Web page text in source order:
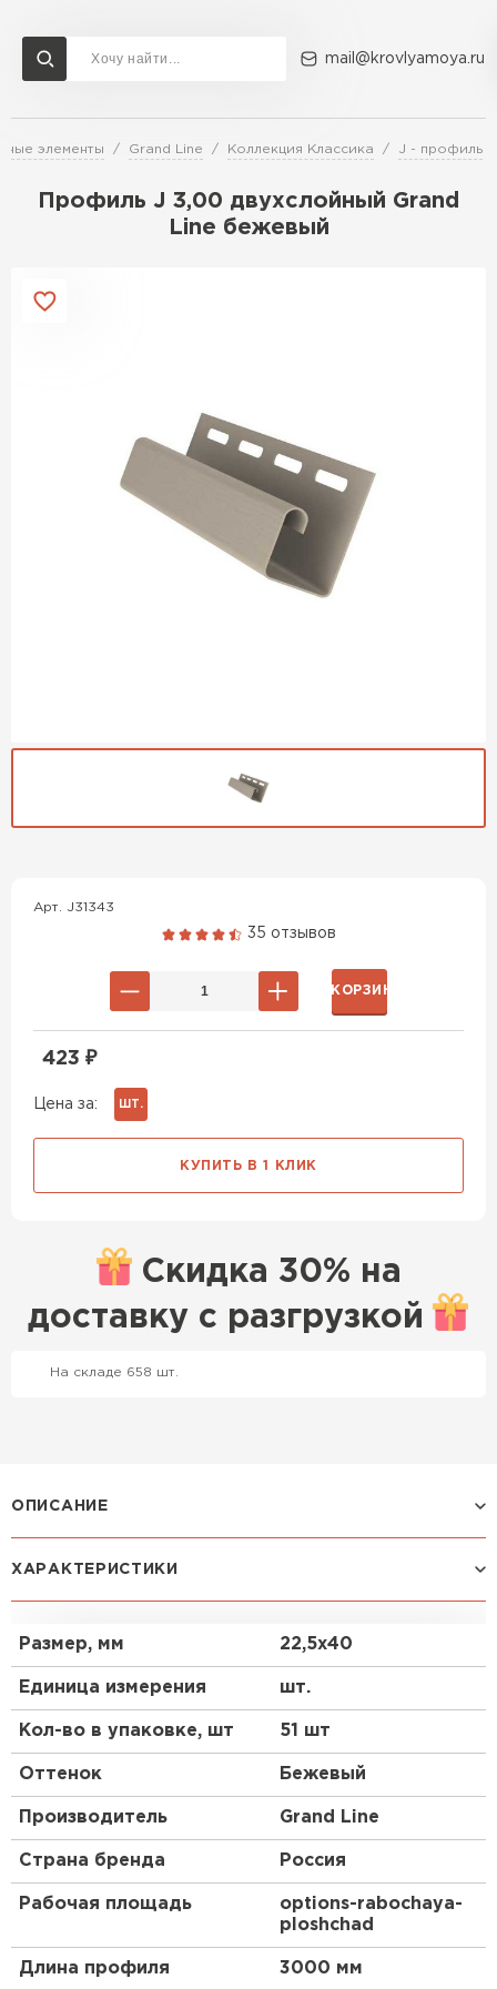
mail@krovlyamoya.ru
элементы Grand Line Коллекция Классика J - профиль
Профиль J 3,00 двухслойный Grand
Line бежевый
Арт. J31343
35 отзывов
Цена за: ШТ.
423 ₽
В КОРЗИНУ
КУПИТЬ В 1 КЛИК
Скидка 30% на
доставку с разгрузкой
На складе 658 шт.
ОПИСАНИЕ
Свое название J-профиль
Применение
В качестве завершающей планки на
фронтонах;
Крепление софитов.
Назначение
Незаменим и универсален для монтажа
сайдинга;
Закрытие рядового сайдинга сбоку. В данном
стороне фасада, после чего панели сайдинга
ХАРАКТЕРИСТИКИ
Размер, мм 22,5х40
Единица измерения шт.
Кол-во в упаковке, шт 51 шт
Оттенок Бежевый
Производитель Grand Line
Страна бренда Россия
Рабочая площадь
options-rabochaya-
ploshchad
Длина профиля 3000 мм
Сервисы расчета
Расчет штакетника для забора
Расчет водостока
Расчет фальцевой кровли
Доставка Контакты
Гибкая черепица
Профилированный лист
ПЕРЕЙТИ